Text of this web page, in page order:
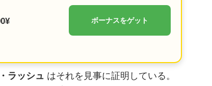
ボーナスをゲット
ラッシュ はそれを見事に証明している。